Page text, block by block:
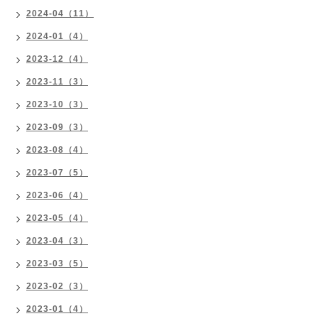
2024-04（11）
2024-01（4）
2023-12（4）
2023-11（3）
2023-10（3）
2023-09（3）
2023-08（4）
2023-07（5）
2023-06（4）
2023-05（4）
2023-04（3）
2023-03（5）
2023-02（3）
2023-01（4）